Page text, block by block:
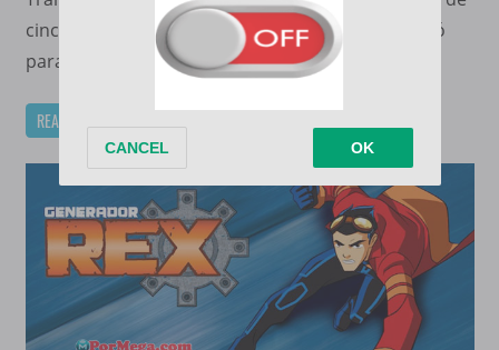
cinco partes titulada «Darkness Rising», que sirvió
para presentar a los personajes principales
READ MORE